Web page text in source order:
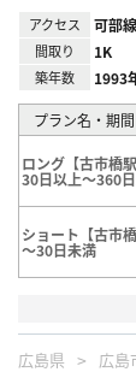
アクセス 可部
間取り 1K
築年数 1993
プラン名・期間
ロング【古市橋駅
30日以上～360
ショート【古市橋
～30日未満
広島県 広島